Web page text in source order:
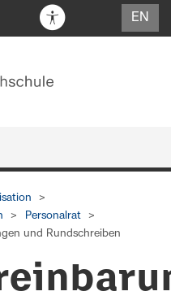
EN
Personalrat
und Rundschreiben